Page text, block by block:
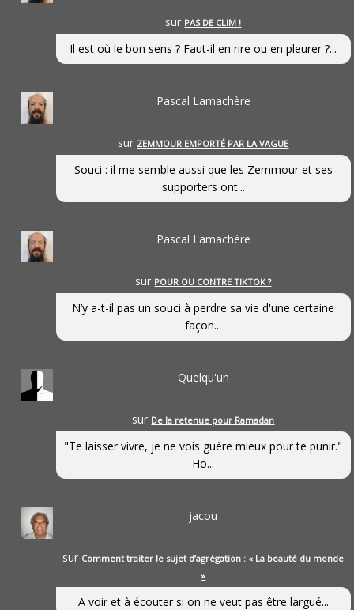
sur PAS DE CLIM !
Il est où le bon sens ? Faut-il en rire ou en pleurer ?...
Pascal Lamachère
sur ZEMMOUR EMPORTÉ PAR LA VAGUE
Souci : il me semble aussi que les Zemmour et ses
supporters ont...
Pascal Lamachère
sur POUR OU CONTRE TIKTOK ?
N’y a-t-il pas un souci à perdre sa vie d'une certaine
façon...
Quelqu'un
sur De la retenue pour Ramadan
"Te laisser vivre, je ne vois guère mieux pour te punir."
Ho...
jacou
sur Comment traiter le sujet d’agrégation : « La beauté du monde
»
A voir et à écouter si on ne veut pas être largué...